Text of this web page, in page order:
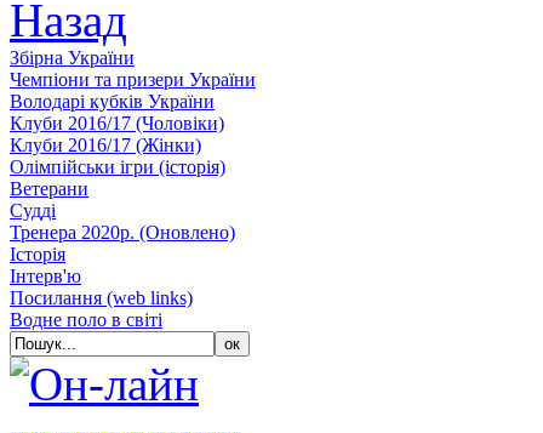
Назад
Збiрна України
Чемпіони та призери України
Володарі кубків України
Клуби 2016/17 (Чоловiки)
Клуби 2016/17 (Жiнки)
Олімпійськи ігри (історія)
Ветерани
Судді
Тренера 2020р. (Оновлено)
Історія
Iнтерв'ю
Посилання (web links)
Водне поло в світі